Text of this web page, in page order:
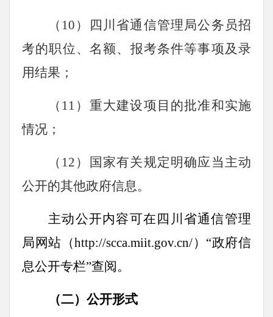
（10）四川省通信管理局公务员招
考的职位、名额、报考条件等事项及录
用结果；
（11）重大建设项目的批准和实施
情况；
（12）国家有关规定明确应当主动
公开的其他政府信息。
主动公开内容可在四川省通信管理
局网站（http://scca.miit.gov.cn/）“政府信
息公开专栏”查阅。
（二）公开形式